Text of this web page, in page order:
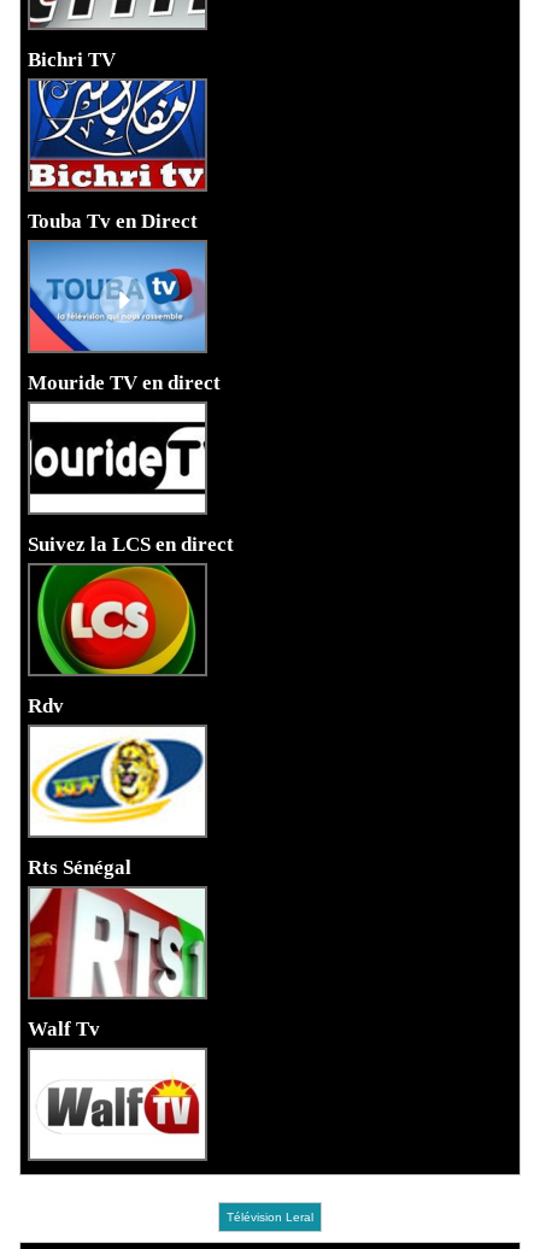
Bichri TV
Touba Tv en Direct
Mouride TV en direct
Suivez la LCS en direct
Rdv
Rts Sénégal
Walf Tv
Télévision Leral